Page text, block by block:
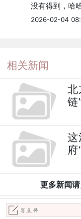
没有得到，哈
2026-02-04
相关新闻
北
链
这
府
更多新闻